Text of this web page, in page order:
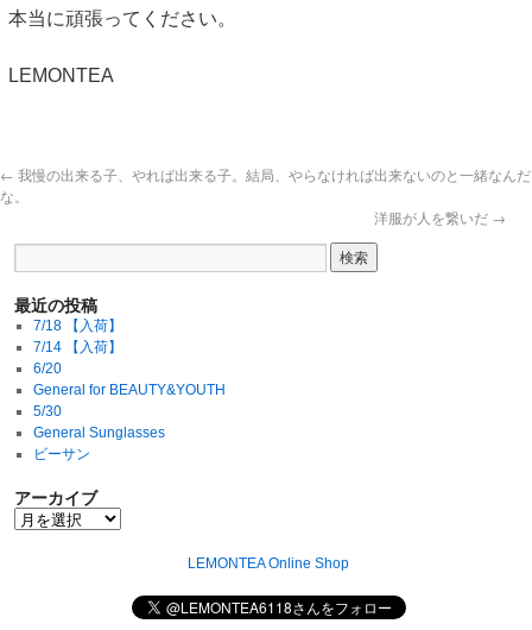
本当に頑張ってください。
LEMONTEA
← 我慢の出来る子、やれば出来る子。結局、やらなければ出来ないのと一緒なんだ
な。
洋服が人を繋いだ →
最近の投稿
7/18 【入荷】
7/14 【入荷】
6/20
General for BEAUTY&YOUTH
5/30
General Sunglasses
ビーサン
アーカイブ
LEMONTEA Online Shop